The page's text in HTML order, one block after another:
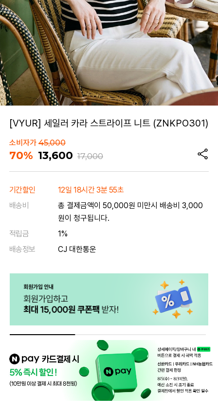
[VYUR] 세일러 카라 스트라이프 니트 (ZNKPO301)
소비자가45,000
70% 13,600 17,000
기간할인
12일 18시간 3분 55초
배송비
총 결제금액이 50,000원 미만시 배송비 3,000
원이 청구됩니다.
적립금
1%
배송정보
CJ 대한통운